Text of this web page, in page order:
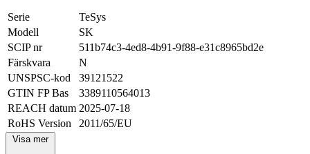
Serie
TeSys
Modell
SK
SCIP nr
511b74c3-4ed8-4b91-9f88-e31c8965bd2e
Färskvara
N
UNSPSC-kod
39121522
GTIN FP Bas
3389110564013
REACH datum 2025-07-18
RoHS Version
2011/65/EU
Visa mer